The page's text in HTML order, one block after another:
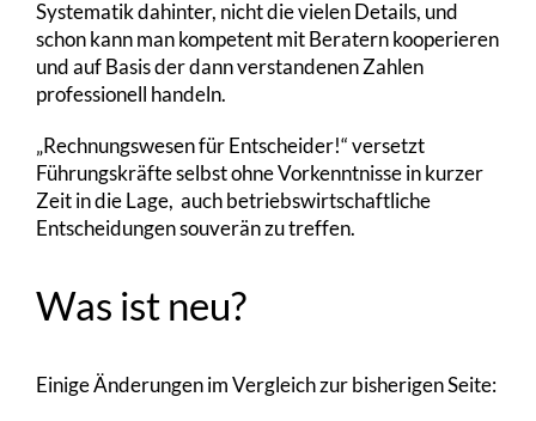
Systematik dahinter, nicht die vielen Details, und
schon kann man kompetent mit Beratern kooperieren
und auf Basis der dann verstandenen Zahlen
professionell handeln.
„Rechnungswesen für Entscheider!“ versetzt
Führungskräfte selbst ohne Vorkenntnisse in kurzer
Zeit in die Lage, auch betriebswirtschaftliche
Entscheidungen souverän zu treffen.
Was ist neu?
Einige Änderungen im Vergleich zur bisherigen Seite: